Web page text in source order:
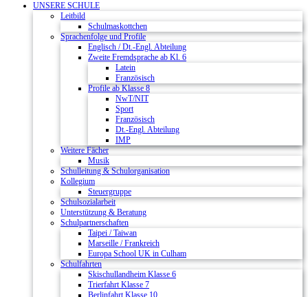
UNSERE SCHULE
Leitbild
Schulmaskottchen
Sprachenfolge und Profile
Englisch / Dt.-Engl. Abteilung
Zweite Fremdsprache ab Kl. 6
Latein
Französisch
Profile ab Klasse 8
NwT/NIT
Sport
Französisch
Dt.-Engl. Abteilung
IMP
Weitere Fächer
Musik
Schulleitung & Schulorganisation
Kollegium
Steuergruppe
Schulsozialarbeit
Unterstützung & Beratung
Schulpartnerschaften
Taipei / Taiwan
Marseille / Frankreich
Europa School UK in Culham
Schulfahrten
Skischullandheim Klasse 6
Trierfahrt Klasse 7
Berlinfahrt Klasse 10